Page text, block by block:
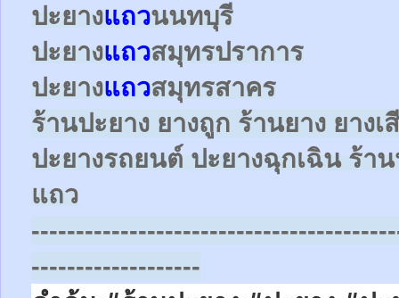
ปะยางแถวนนทบุรี
ปะยางแถวสมุทรปราการ
ปะยางแถวสมุทรสาคร
ร้านปะยาง ยางถูก ร้านยาง ยางเ
ปะยางรถยนต์ ปะยางฉุกเฉิน ร้า
แถว
-------------------